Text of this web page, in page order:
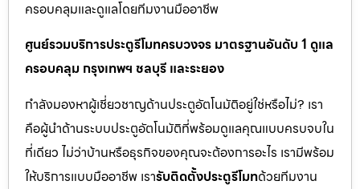
ครอบคลุมและดูแลโดยทีมงานมืออาชีพ
ศูนย์รวมบริการประตูรีโมทครบวงจร มาตรฐานอันดับ 1 ดูแล
ครอบคลุม กรุงเทพฯ ชลบุรี และระยอง
กำลังมองหาผู้เชี่ยวชาญด้านประตูอัตโนมัติอยู่ใช่หรือไม่? เรา
คือผู้นำด้านระบบประตูอัตโนมัติที่พร้อมดูแลคุณแบบครบจบใน
ที่เดียว ไม่ว่าบ้านหรือธุรกิจของคุณจะต้องการอะไร เรามีพร้อม
ให้บริการแบบมืออาชีพ เรารับติดตั้งประตูรีโมทด้วยทีมงาน